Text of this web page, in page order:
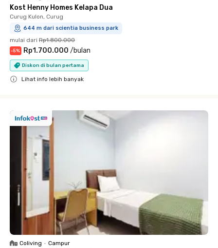
Kost Henny Homes Kelapa Dua
Curug Kulon, Curug
644 m dari scientia business park
mulai dari Rp1.800.000
-5% Rp1.700.000 /bulan
Diskon di bulan pertama
Lihat info lebih banyak
Coliving • Campur